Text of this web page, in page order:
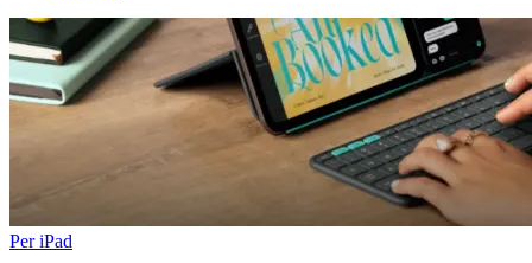
Per iPad